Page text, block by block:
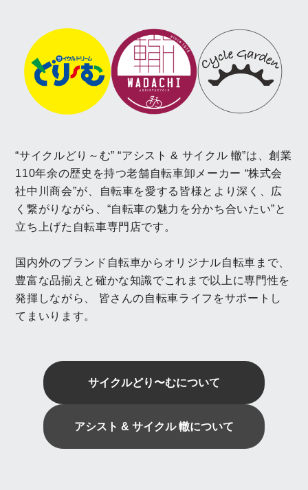
“サイクルどり～む” “アシスト & サイクル 轍”は、創業
110年余の歴史を持つ老舗自転車卸メーカー “株式会
社中川商会”が、自転車を愛する皆様とより深く、広
く繋がりながら、“自転車の魅力を分かち合いたい”と
立ち上げた自転車専門店です。
国内外のブランド自転車からオリジナル自転車まで、
豊富な品揃えと確かな知識でこれまで以上に専門性を
発揮しながら、
皆さんの自転車ライフをサポートし
てまいります。
サイクルどり〜むについて
アシスト & サイクル 轍について